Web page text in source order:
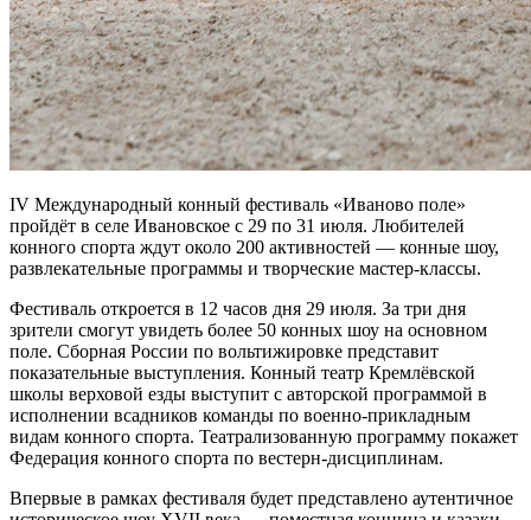
IV Международный конный фестиваль «Иваново поле»
пройдёт в селе Ивановское с 29 по 31 июля. Любителей
конного спорта ждут около 200 активностей — конные шоу,
развлекательные программы и творческие мастер-классы.
Фестиваль откроется в 12 часов дня 29 июля. За три дня
зрители смогут увидеть более 50 конных шоу на основном
поле. Сборная России по вольтижировке представит
показательные выступления. Конный театр Кремлёвской
школы верховой езды выступит с авторской программой в
исполнении всадников команды по военно-прикладным
видам конного спорта. Театрализованную программу покажет
Федерация конного спорта по вестерн-дисциплинам.
Впервые в рамках фестиваля будет представлено аутентичное